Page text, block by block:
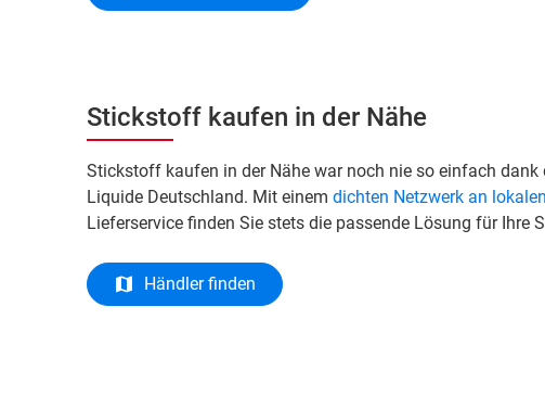
Stickstoff kaufen in der Nähe
Stickstoff kaufen in der Nähe war noch nie so einfach
Liquide Deutschland. Mit einem dichten Netzwerk an
Lieferservice finden Sie stets die passende Lösung für Ihre
Händler finden